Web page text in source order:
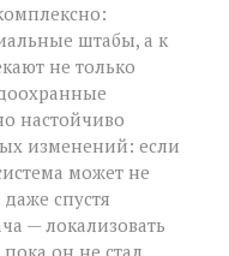
штабы, а к
не только
настойчиво
изменений: если
может не
спустя
— локализовать